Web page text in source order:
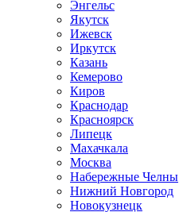
Энгельс
Якутск
Ижевск
Иркутск
Казань
Кемерово
Киров
Краснодар
Красноярск
Липецк
Махачкала
Москва
Набережные Челны
Нижний Новгород
Новокузнецк